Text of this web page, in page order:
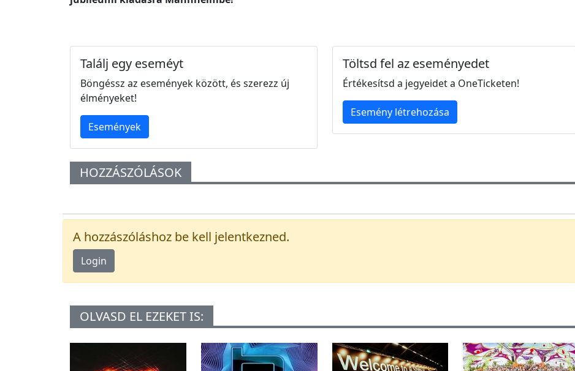
Találj egy eseméyt
Böngéssz az események között, és szerezz új
élményeket!
Események
Töltsd fel az eseményedet
Értékesítsd a jegyeidet a OneTicketen!
Esemény létrehozása
HOZZÁSZÓLÁSOK
A hozzászóláshoz be kell jelentkezned.
Login
OLVASD EL EZEKET IS: